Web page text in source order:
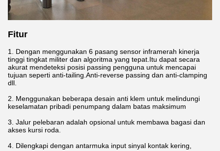
Fitur
1. Dengan menggunakan 6 pasang sensor inframerah kinerja
tinggi tingkat militer dan algoritma yang tepat.Itu dapat secara
akurat mendeteksi posisi passing pengguna untuk mencapai
tujuan seperti anti-tailing.Anti-reverse passing dan anti-clamping
dll.
2. Menggunakan beberapa desain anti klem untuk melindungi
keselamatan pribadi penumpang dalam batas maksimum
3. Jalur pelebaran adalah opsional untuk membawa bagasi dan
akses kursi roda.
4. Dilengkapi dengan antarmuka input sinyal kontak kering,